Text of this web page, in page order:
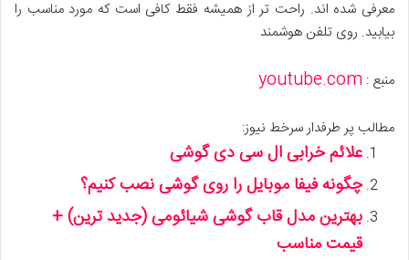
معرفی شده اند. راحت تر از همیشه فقط کافی است که مورد مناسب را
بیابید. روی تلفن هوشمند
منبع : youtube.com
مطالب پر طرفدار سرخط نیوز:
علائم خرابی ال سی دی گوشی
چگونه فیفا موبایل را روی گوشی نصب کنیم؟
بهترین مدل قاب گوشی شیائومی (جدید ترین) +
قیمت مناسب